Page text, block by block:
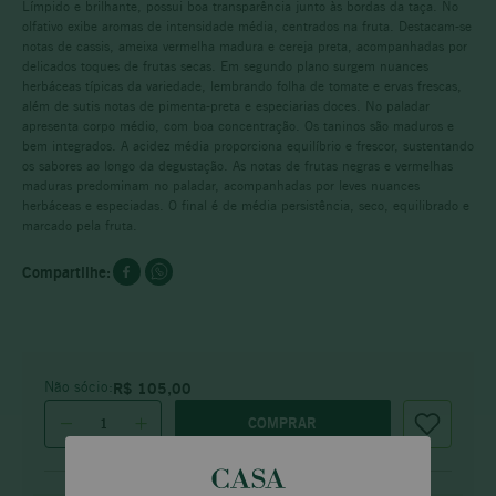
Límpido e brilhante, possui boa transparência junto às bordas da taça. No
olfativo exibe aromas de intensidade média, centrados na fruta. Destacam-se
notas de cassis, ameixa vermelha madura e cereja preta, acompanhadas por
delicados toques de frutas secas. Em segundo plano surgem nuances
herbáceas típicas da variedade, lembrando folha de tomate e ervas frescas,
além de sutis notas de pimenta-preta e especiarias doces. No paladar
apresenta corpo médio, com boa concentração. Os taninos são maduros e
bem integrados. A acidez média proporciona equilíbrio e frescor, sustentando
os sabores ao longo da degustação. As notas de frutas negras e vermelhas
maduras predominam no paladar, acompanhadas por leves nuances
herbáceas e especiadas. O final é de média persistência, seco, equilibrado e
marcado pela fruta.
Não sócio: R$ 105,00
COMPRAR